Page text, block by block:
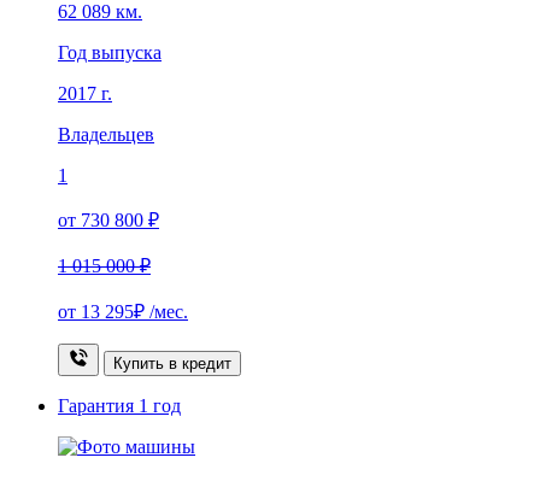
62 089 км.
Год выпуска
2017 г.
Владельцев
1
от 730 800 ₽
1 015 000 ₽
от 13 295₽ /мес.
Купить в кредит
Гарантия 1 год